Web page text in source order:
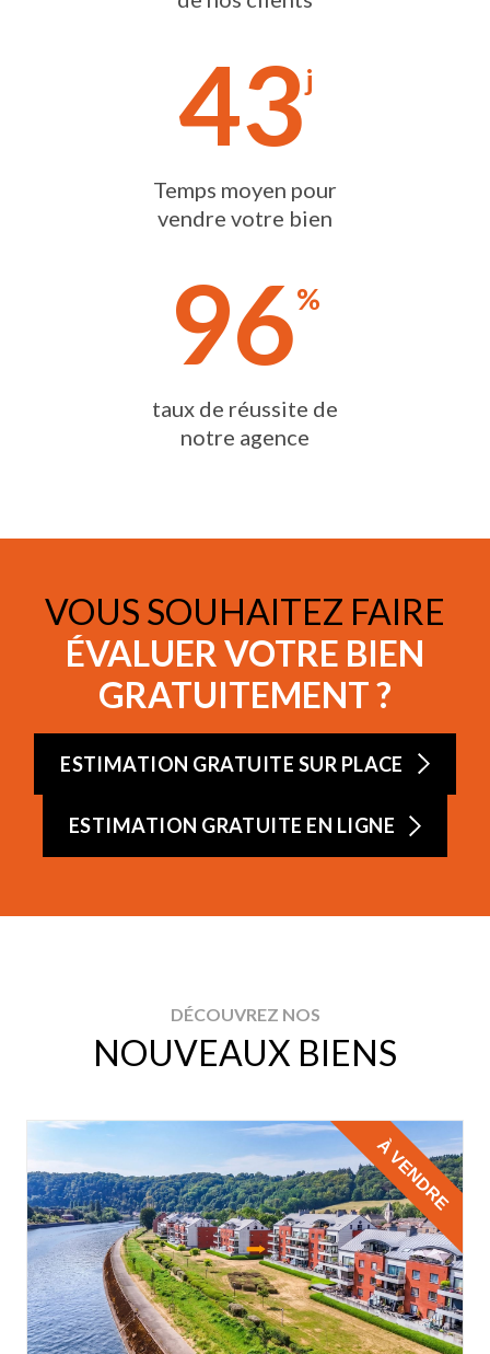
43j
Temps moyen pour
vendre votre bien
96%
taux de réussite de
notre agence
VOUS SOUHAITEZ FAIRE
ÉVALUER VOTRE BIEN
GRATUITEMENT ?
ESTIMATION GRATUITE SUR PLACE
ESTIMATION GRATUITE EN LIGNE
DÉCOUVREZ NOS
NOUVEAUX BIENS
À VENDRE